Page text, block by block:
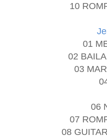
10
01
02
03
06
07
08